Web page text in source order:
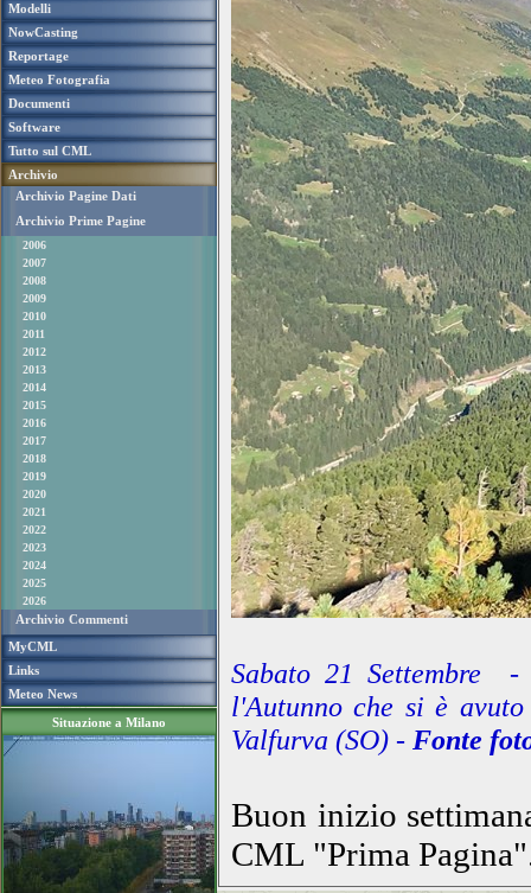
Modelli
NowCasting
Reportage
Meteo Fotografia
Documenti
Software
Tutto sul CML
Archivio
Archivio Pagine Dati
Archivio Prime Pagine
2006
2007
2008
2009
2010
2011
2012
2013
2014
2015
2016
2017
2018
2019
2020
2021
2022
2023
2024
2025
2026
Archivio Commenti
MyCML
Links
Meteo News
Situazione a Milano
Sabato 21 Settembre
l'Autunno che si è
Valfurva (SO) - Fonte
Buon inizio
CML "Prima